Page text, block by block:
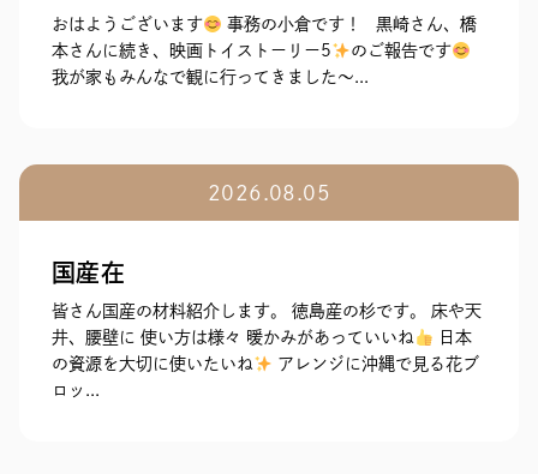
おはようございます
事務の小倉です！ 黒崎さん、橋
本さんに続き、映画トイストーリー5
のご報告です
我が家もみんなで観に行ってきました～...
2026.08.05
国産在
皆さん国産の材料紹介します。 徳島産の杉です。 床や天
井、腰壁に 使い方は様々 暖かみがあっていいね
日本
の資源を大切に使いたいね
アレンジに沖縄で見る花ブ
ロッ...